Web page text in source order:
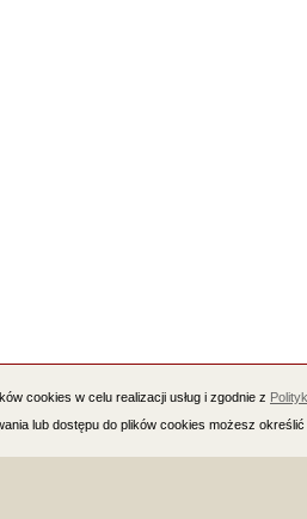
cookies w celu realizacji usług i zgodnie z
lub dostępu do plików cookies możesz